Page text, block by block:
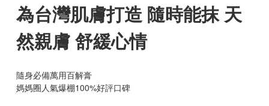
為台灣肌膚打造 隨時能抹 天
然親膚 舒緩心情
隨身必備萬用百解膏
媽媽圈人氣爆棚100%好評口碑